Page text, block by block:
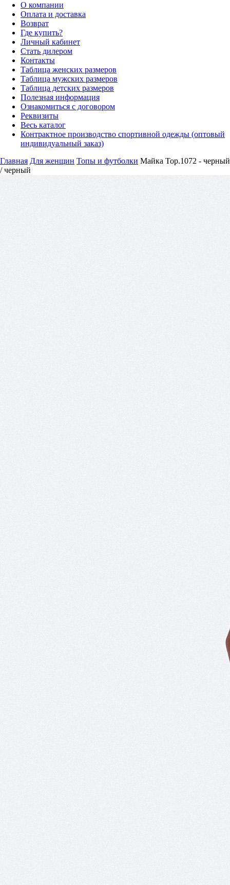
О компании
Оплата и доставка
Возврат
Где купить?
Личный кабинет
Стать дилером
Контакты
Таблица женских размеров
Таблица мужских размеров
Таблица детских размеров
Полезная информация
Ознакомиться с договором
Реквизиты
Весь каталог
Контрактное производство спортивной одежды (оптовый
индивидуальный заказ)
Главная Для женщин Топы и футболки Майка Top.1072 - черный
/ черный